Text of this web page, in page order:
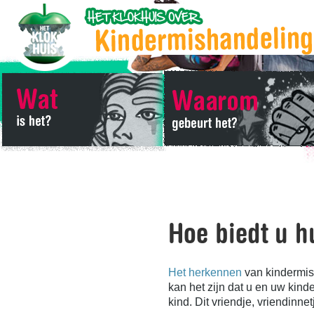
Hoe biedt u
Het herkennen van
kan het zijn dat u en uw
kind. Dit vriendje,